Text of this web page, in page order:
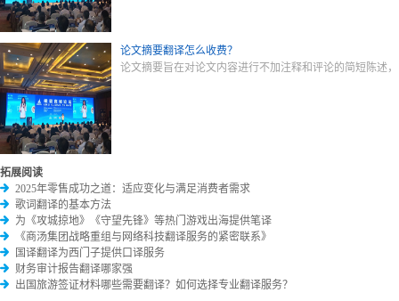
论文摘要翻译怎么收费？
论文摘要旨在对论文内容进行不加注释和评论的简短陈述
拓展阅读
2025年零售成功之道：适应变化与满足消费者需求
歌词翻译的基本方法
为《攻城掠地》《守望先锋》等热门游戏出海提供笔译
《商汤集团战略重组与网络科技翻译服务的紧密联系》
国译翻译为西门子提供口译服务
财务审计报告翻译哪家强
出国旅游签证材料哪些需要翻译？如何选择专业翻译服务？